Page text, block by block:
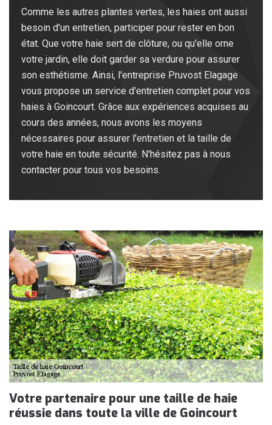
Comme les autres plantes vertes, les haies ont aussi
besoin d'un entretien, participer pour rester en bon
état. Que votre haie sert de clôture, ou qu'elle orne
votre jardin, elle doit garder sa verdure pour assurer
son esthétisme. Ainsi, l'entreprise Pruvost Elagage
vous propose un service d'entretien complet pour vos
haies à Goincourt. Grâce aux expériences acquises au
cours des années, nous avons les moyens
nécessaires pour assurer l'entretien et la taille de
votre haie en toute sécurité. N'hésitez pas à nous
contacter pour tous vos besoins.
Votre partenaire pour une taille de haie
réussie dans toute la ville de Goincourt